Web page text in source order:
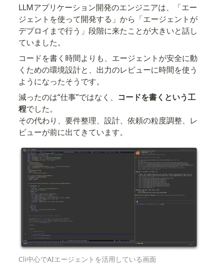
LLMアプリケーション開発のエンジニアは、「エー
ジェントを使って開発する」から「エージェントが
デプロイまで行う」段階に来たことが大きいと話し
ていました。
コードを書く時間よりも、エージェントが安全に動
くための環境設計と、出力のレビューに時間を使う
ようになったそうです。
減ったのは“仕事”ではなく、 コードを書くという工
程でした。
その代わり、要件整理、設計、依頼の粒度調整、レ
ビューが前に出てきています。
Cli中心でAIエージェントを活用している画面